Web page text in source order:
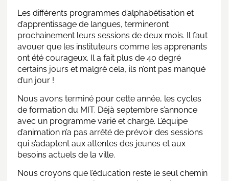
Les différents programmes d’alphabétisation et
d’apprentissage de langues, termineront
prochainement leurs sessions de deux mois. Il faut
avouer que les instituteurs comme les apprenants
ont été courageux. Il a fait plus de 40 degré
certains jours et malgré cela, ils n’ont pas manqué
d’un jour !
Nous avons terminé pour cette année, les cycles
de formation du MIT. Déjà septembre s’annonce
avec un programme varié et chargé. L’équipe
d’animation n’a pas arrêté de prévoir des sessions
qui s’adaptent aux attentes des jeunes et aux
besoins actuels de la ville.
Nous croyons que l’éducation reste le seul chemin